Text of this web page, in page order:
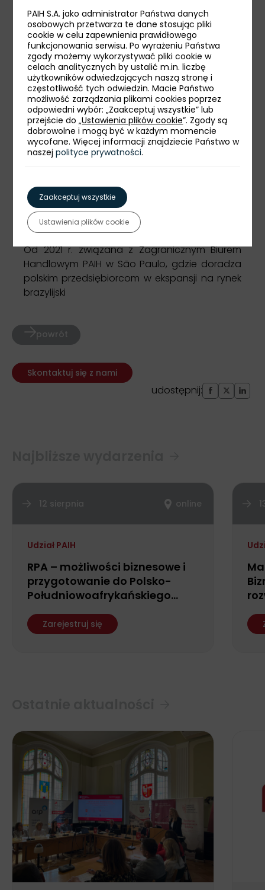
Magister ekonomii polskich i brazylijskich
uczelni. Specjalizuje się w ekonomii
instytucjonalnej oraz polityce handlowej
Brazylii. Jest wykładowcą ekonomii
instytucjonalnej na studiach podyplomowych
na uniwersytecie Mackenzie w São Paulo. Jest
też absolwentką filologii brazylijskiej.
Doświadczenie zdobyła w konsultingu
doradzając małym i średnim
przedsiębiorstwom w ich planach
tłumacz w dziedzinie ekonomii.
Płynnie włada językiem polskim, angielskim oraz
portugalskim.
Od 2021 r. związana z Zagranicznym Biurem
Handlowym PAIH w São Paulo, gdzie doradza
polskim przedsiębiorcom w ekspansji na rynek
brazylijski
powrót
Skontaktuj się z nami
udostępnij:
12 sierpnia online
Udział PAIH
RPA – możliwości biznesowe i
przygotowanie do Polsko-
Południowoafrykańskiego
Zarejestruj się
PAIH S.A. jako administrator Państwa danych
osobowych przetwarza te dane stosując pliki
cookie w celu zapewnienia prawidłowego
funkcjonowania serwisu. Po wyrażeniu Państwa
zgody możemy wykorzystywać pliki cookie w
celach analitycznych by ustalić m.in. liczbę
użytkowników odwiedzających naszą stronę i
częstotliwość tych odwiedzin. Macie Państwo
możliwość zarządzania plikami cookies poprzez
odpowiedni wybór: „Zaakceptuj wszystkie” lub
przejście do „Ustawienia plików cookie”. Zgody są
dobrowolne i mogą być w każdym momencie
wycofane. Więcej informacji znajdziecie Państwo w
naszejpolityce prywatności.
Zaakceptuj wszystkie
Ustawienia plików cookie